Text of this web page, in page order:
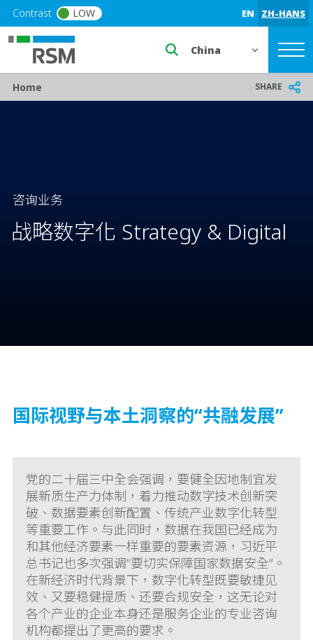
Skip to main content
Contrast LOW EN ZH-HANS
Select a region or
Breadcrumb
Home SHARE
咨询业务
战略数字化 Strategy & Digital
国际视野与本土洞察的“共融发展”
党的二十届三中全会强调，要健全因地制宜发
展新质生产力体制，着力推动数字技术创新突
破、数据要素创新配置、传统产业数字化转型
等重要工作。与此同时，数据在我国已经成为
和其他经济要素一样重要的要素资源，习近平
总书记也多次强调“要切实保障国家数据安全“。
在新经济时代背景下，数字化转型既要敏捷见
效、又要稳健提质、还要合规安全，这无论对
各个产业的企业本身还是服务企业的专业咨询
机构都提出了更高的要求。